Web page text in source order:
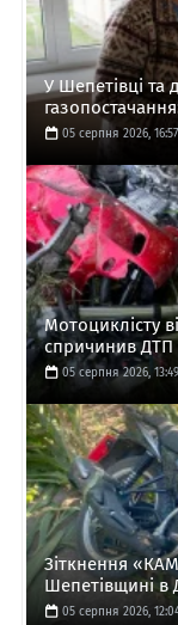
У Шепетівці та
05 серпня 2026, 16:57
Мотоциклісту
спричинив ДТП
05 серпня 2026, 13:49
Зіткнення
Шепетівщині в
05 серпня 2026,